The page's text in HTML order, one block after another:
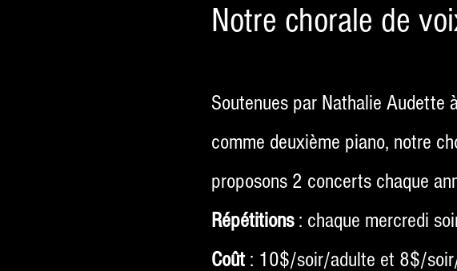
Notre chorale de
Soutenues par Nathalie
comme deuxième piano, notre
proposons 2 concerts chaque
Répétitions : chaque mercredi
Coût : 10$/soir/adulte et 8$/